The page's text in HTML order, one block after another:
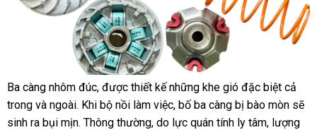
Ba càng nhôm đúc, được thiết kế những khe gió đặc biệt cả
trong và ngoài. Khi bộ nồi làm việc, bố ba càng bị bào mòn sẽ
sinh ra bụi mịn. Thông thường, do lực quán tính ly tâm, lượng